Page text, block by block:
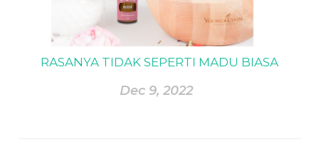
RASANYA TIDAK SEPERTI MADU BIASA
Dec 9, 2022